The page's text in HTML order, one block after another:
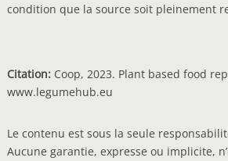
condition que la source soit pleinement
Citation: Coop, 2023. Plant based food
www.legumehub.eu
Le contenu est sous la seule
Aucune garantie, expresse ou implicite,